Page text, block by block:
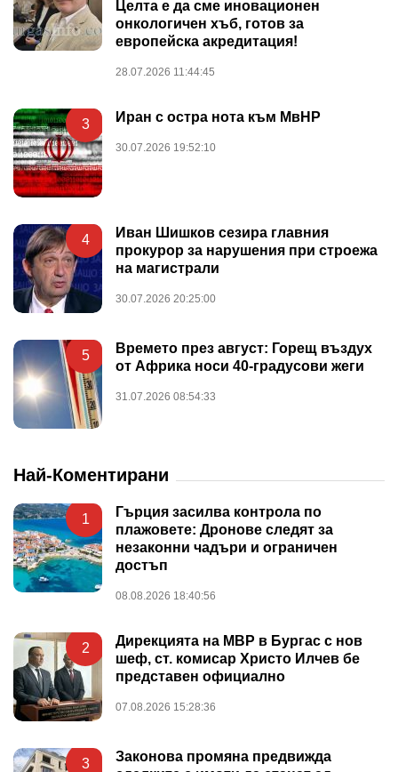
Целта е да сме иновационен
онкологичен хъб, готов за
европейска акредитация!
28.07.2026 11:44:45
3 Иран с остра нота към МвНР
30.07.2026 19:52:10
4
Иван Шишков сезира главния
прокурор за нарушения при строежа
на магистрали
30.07.2026 20:25:00
5
Времето през август: Горещ въздух
от Африка носи 40-градусови жеги
31.07.2026 08:54:33
Най-Коментирани
1
Гърция засилва контрола по
плажовете: Дронове следят за
незаконни чадъри и ограничен
достъп
08.08.2026 18:40:56
2
Дирекцията на МВР в Бургас с нов
шеф, ст. комисар Христо Илчев бе
представен официално
07.08.2026 15:28:36
3
Законова промяна предвижда